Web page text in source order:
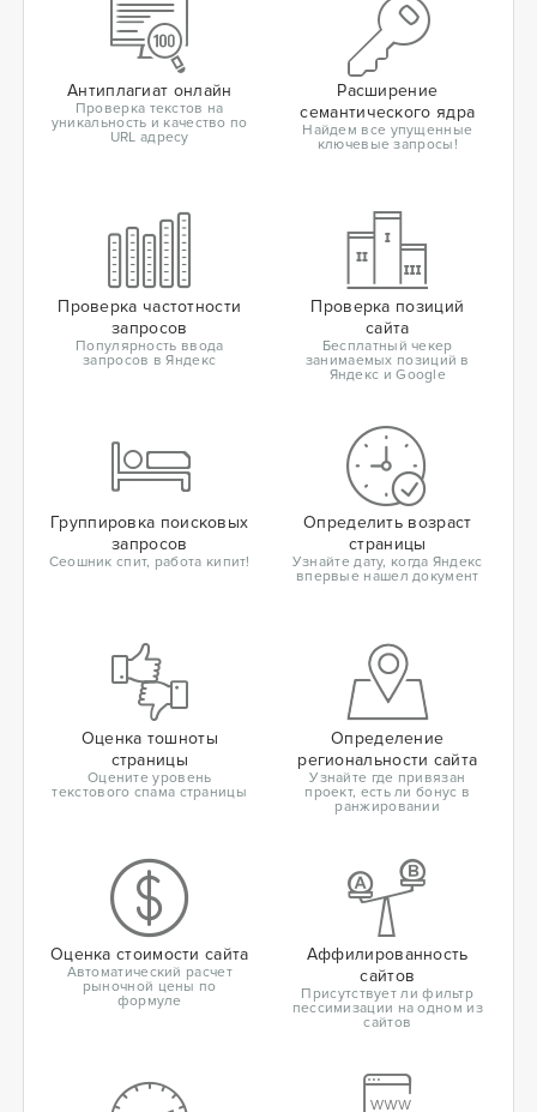
Антиплагиат онлайн
Проверка текстов на
уникальность и качество по
URL адресу
Расширение
семантического ядра
Найдем все упущенные
ключевые запросы!
Проверка частотности
запросов
Популярность ввода
запросов в Яндекс
Проверка позиций
сайта
Бесплатный чекер
занимаемых позиций в
Яндекс и Google
Группировка поисковых
запросов
Сеошник спит, работа кипит!
Определить возраст
страницы
Узнайте дату, когда Яндекс
впервые нашел документ
Оценка тошноты
страницы
Оцените уровень
текстового спама страницы
Определение
региональности сайта
Узнайте где привязан
проект, есть ли бонус в
ранжировании
Оценка стоимости сайта
Автоматический расчет
рыночной цены по
формуле
Аффилированность
сайтов
Присутствует ли фильтр
пессимизации на одном из
сайтов